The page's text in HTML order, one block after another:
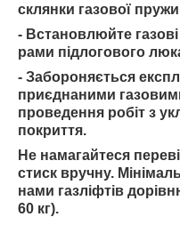
склянки газової
- Встановлюйте
рами підлогового
- Забороняється
приєднаними
проведення робіт з
покриття.
Не намагайтеся
стиск вручну.
нами газліфтів
60 кг).